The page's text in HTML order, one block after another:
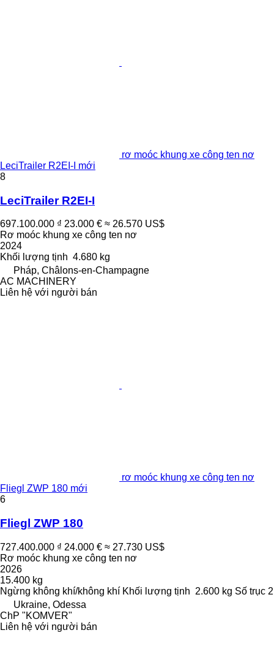
rơ moóc khung xe công ten nơ
LeciTrailer R2EI-I mới
8
LeciTrailer R2EI-I
697.100.000 ₫ 23.000 € ≈ 26.570 US$
Rơ moóc khung xe công ten nơ
2024
Khối lượng tịnh 4.680 kg
Pháp, Châlons-en-Champagne
AC MACHINERY
Liên hệ với người bán
rơ moóc khung xe công ten nơ
Fliegl ZWP 180 mới
6
Fliegl ZWP 180
727.400.000 ₫ 24.000 € ≈ 27.730 US$
Rơ moóc khung xe công ten nơ
2026
15.400 kg
Ngừng không khí/không khí Khối lượng tịnh 2.600 kg Số trục 2
Ukraine, Odessa
ChP "KOMVER"
Liên hệ với người bán